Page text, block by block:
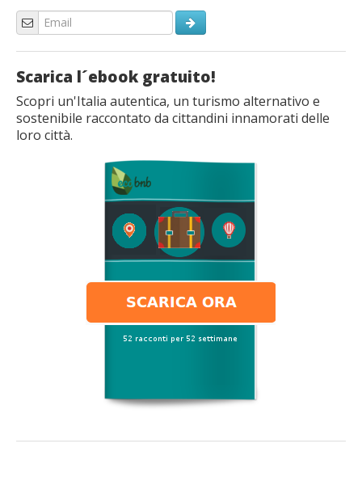
Scarica l´ebook gratuito!
Scopri un'Italia autentica, un turismo alternativo e
sostenibile raccontato da cittandini innamorati delle
loro città.